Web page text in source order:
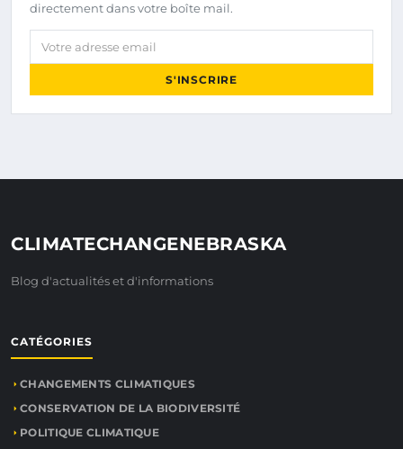
directement dans votre boîte mail.
Votre adresse email
S'INSCRIRE
CLIMATECHANGENEBRASKA
Blog d'actualités et d'informations
CATÉGORIES
CHANGEMENTS CLIMATIQUES
CONSERVATION DE LA BIODIVERSITÉ
POLITIQUE CLIMATIQUE